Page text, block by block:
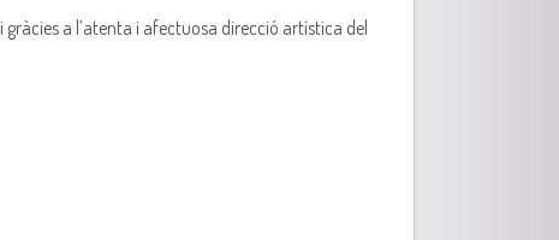
i gràcies a l’atenta i afectuosa direcció artística del